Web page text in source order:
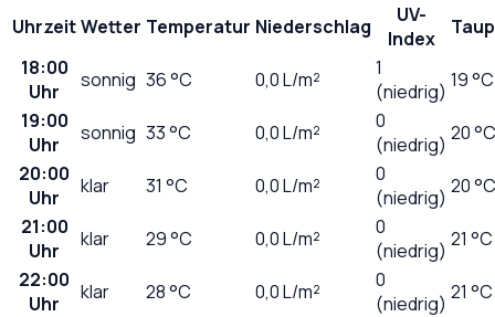
UhrzeitWetter Temperatur Niederschlag
UV-
Index
18:00
Uhr
sonnig 36°C 0,0L/m²
1
(niedrig) 19 °C
19:00
Uhr
sonnig 33°C 0,0L/m²
0
(niedrig) 20 °C
20:00
Uhr
klar 31 °C 0,0L/m²
0
(niedrig) 20 °C
21:00
Uhr
klar 29°C 0,0L/m²
0
(niedrig) 21 °C
22:00
Uhr
klar 28°C 0,0L/m²
0
(niedrig) 21 °C